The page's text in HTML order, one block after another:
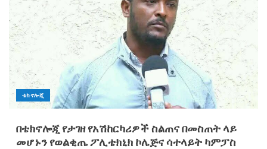
ቴክኖሎጂ
በቴክኖሎጂ የታገዘ የአሽከርካሪዎች ስልጠና በመስጠት ላይ
መሆኑን የወልቂጤ ፖሊቴክኒክ ኮሌጅና ሳተላይት ካምፓስ